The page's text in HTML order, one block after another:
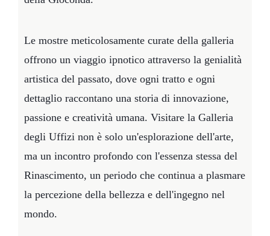
Le mostre meticolosamente curate della galleria
offrono un viaggio ipnotico attraverso la genialità
artistica del passato, dove ogni tratto e ogni
dettaglio raccontano una storia di innovazione,
passione e creatività umana. Visitare la Galleria
degli Uffizi non è solo un'esplorazione dell'arte,
ma un incontro profondo con l'essenza stessa del
Rinascimento, un periodo che continua a plasmare
la percezione della bellezza e dell'ingegno nel
mondo.